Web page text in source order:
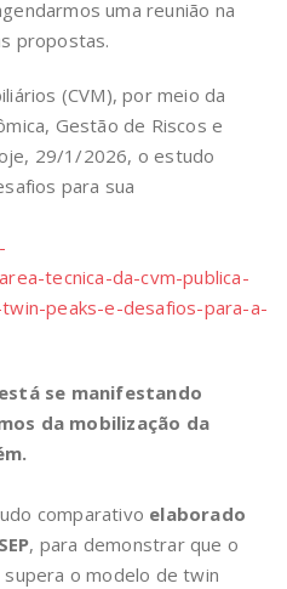
uma reunião na
propostas.
(CVM), por meio da
Gestão de Riscos e
29/1/2026, o estudo
para sua
tecnica-da-cvm-publica-
peaks-e-desafios-para-a-
se manifestando
da mobilização da
comparativo elaborado
, para demonstrar que o
o modelo de twin